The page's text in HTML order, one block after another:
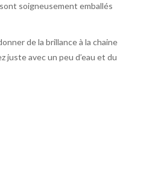
soigneusement emballés
de la brillance à la chaine
juste avec un peu d’eau et du